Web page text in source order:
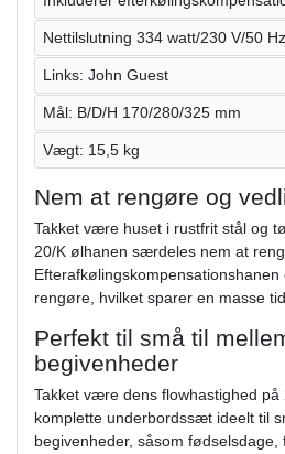
Nettilslutning 334 watt/230 V/50
Links: John Guest
Mål: B/D/H 170/280/325 mm
Vægt: 15,5 kg
Nem at rengøre og
Takket være huset i rustfrit stål og
20/K ølhanen særdeles nem at
rengøre, hvilket sparer en masse
Perfekt til små til
begivenheder
Takket være dens flowhastighed
komplette underbordssæt ideelt til
begivenheder, såsom fødselsdage,